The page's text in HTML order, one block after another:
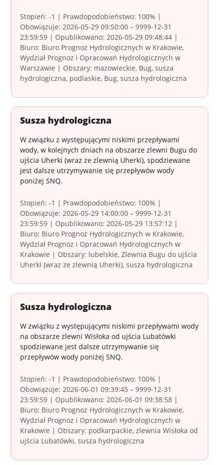
Stopień: -1 | Prawdopodobieństwo: 100% |
Obowiązuje: 2026-05-29 09:50:00 – 9999-12-31
23:59:59 | Opublikowano: 2026-05-29 09:48:44 |
Biuro: Biuro Prognoz Hydrologicznych w Krakowie,
Wydział Prognoz i Opracowań Hydrologicznych w
Warszawie | Obszary: mazowieckie, Bug, susza
hydrologiczna, podlaskie, Bug, susza hydrologiczna
Susza hydrologiczna
W związku z występującymi niskimi przepływami
wody, w kolejnych dniach na obszarze zlewni Bugu do
ujścia Uherki (wraz ze zlewnią Uherki), spodziewane
jest dalsze utrzymywanie się przepływów wody
poniżej SNQ.
Stopień: -1 | Prawdopodobieństwo: 100% |
Obowiązuje: 2026-05-29 14:00:00 – 9999-12-31
23:59:59 | Opublikowano: 2026-05-29 13:57:12 |
Biuro: Biuro Prognoz Hydrologicznych w Krakowie,
Wydział Prognoz i Opracowań Hydrologicznych w
Krakowie | Obszary: lubelskie, Zlewnia Bugu do ujścia
Uherki (wraz ze zlewnią Uherki), susza hydrologiczna
Susza hydrologiczna
W związku z występującymi niskimi przepływami wody
na obszarze zlewni Wisłoka od ujścia Lubatówki
spodziewane jest dalsze utrzymywanie się
przepływów wody poniżej SNQ.
Stopień: -1 | Prawdopodobieństwo: 100% |
Obowiązuje: 2026-06-01 09:39:45 – 9999-12-31
23:59:59 | Opublikowano: 2026-06-01 09:38:58 |
Biuro: Biuro Prognoz Hydrologicznych w Krakowie,
Wydział Prognoz i Opracowań Hydrologicznych w
Krakowie | Obszary: podkarpackie, zlewnia Wisłoka od
ujścia Lubatówki, susza hydrologiczna